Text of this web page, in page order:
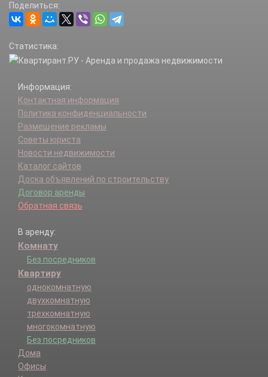
Поделиться:
Статистика:
Информация:
Контактная информация
Политика конфиденциальности
Размещение рекламы
Советы юриста
Новости недвижимости
Каталог сайтов
Доска объявлений по строительству
Договор аренды
Обратная связь
В аренду:
Комнату
Без посредников
Квартиру
однокомнатную
двухкомнатную
трехкомнатную
многокомнатную
Без посредников
Дома
Офисы